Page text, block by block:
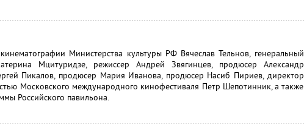
Министерства культуры РФ Вячеслав Тельнов, генеральный
Мцитуридзе, режиссер Андрей Звягинцев, продюсер Александр
Пикалов, продюсер Мария Иванова, продюсер Насиб Пириев, директор
Московского международного кинофестиваля Петр Шепотинник, а также
Российского павильона.